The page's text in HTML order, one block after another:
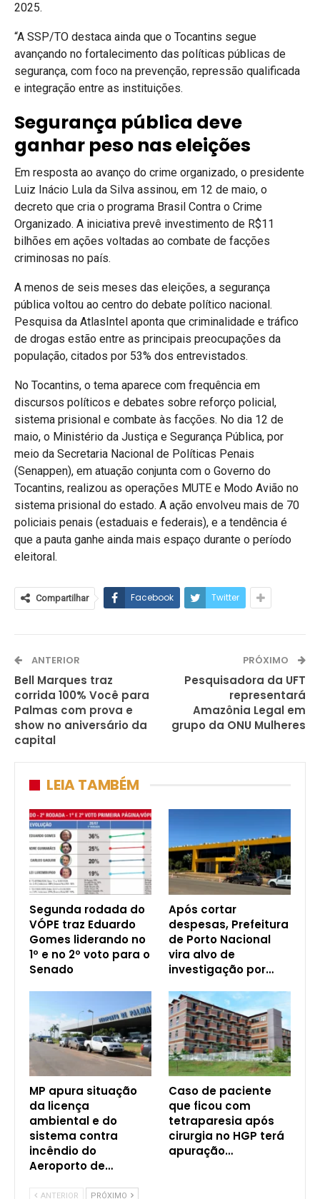
2025.
“A SSP/TO destaca ainda que o Tocantins segue
avançando no fortalecimento das políticas públicas de
segurança, com foco na prevenção, repressão qualificada
e integração entre as instituições.
Segurança pública deve
ganhar peso nas eleições
Em resposta ao avanço do crime organizado, o presidente
Luiz Inácio Lula da Silva assinou, em 12 de maio, o
decreto que cria o programa Brasil Contra o Crime
Organizado. A iniciativa prevê investimento de R$11
bilhões em ações voltadas ao combate de facções
criminosas no país.
A menos de seis meses das eleições, a segurança
pública voltou ao centro do debate político nacional.
Pesquisa da AtlasIntel aponta que criminalidade e tráfico
de drogas estão entre as principais preocupações da
população, citados por 53% dos entrevistados.
No Tocantins, o tema aparece com frequência em
discursos políticos e debates sobre reforço policial,
sistema prisional e combate às facções. No dia 12 de
maio, o Ministério da Justiça e Segurança Pública, por
meio da Secretaria Nacional de Políticas Penais
(Senappen), em atuação conjunta com o Governo do
Tocantins, realizou as operações MUTE e Modo Avião no
sistema prisional do estado. A ação envolveu mais de 70
policiais penais (estaduais e federais), e a tendência é
que a pauta ganhe ainda mais espaço durante o período
eleitoral.
Compartilhar Facebook Twitter
ANTERIOR
Bell Marques traz
corrida 100% Você para
Palmas com prova e
show no aniversário da
capital
PRÓXIMO
Pesquisadora da UFT
representará
Amazônia Legal em
grupo da ONU Mulheres
LEIA TAMBÉM
Segunda rodada do
VÓPE traz Eduardo
Gomes liderando no
1º e no 2º voto para o
Senado
Após cortar
despesas, Prefeitura
de Porto Nacional
vira alvo de
investigação por…
MP apura situação
da licença
ambiental e do
sistema contra
incêndio do
Aeroporto de…
Caso de paciente
que ficou com
tetraparesia após
cirurgia no HGP terá
apuração…
ANTERIOR PRÓXIMO